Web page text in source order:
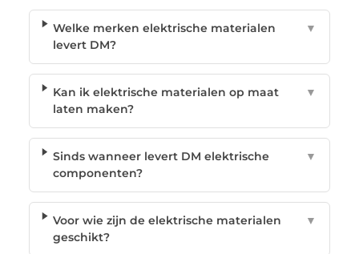
Welke merken elektrische materialen
levert DM?
▼
Kan ik elektrische materialen op maat
laten maken?
▼
Sinds wanneer levert DM elektrische
componenten?
▼
Voor wie zijn de elektrische materialen
geschikt?
▼